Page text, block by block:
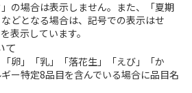
の場合は表示しません。また、「夏期
どとなる場合は、記号での表示はせ
表示しています。
て
卵」「乳」「落花生」「えび」「か
ー特定8品目を含んでいる場合に品目名